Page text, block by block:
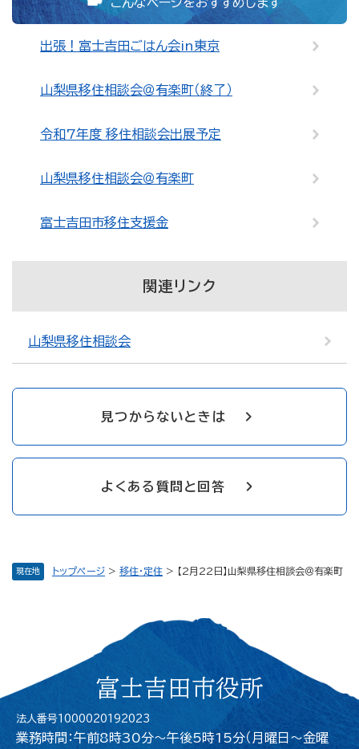
現在地 トップページ > 移住・定住 > 【2月22日】山梨県移住相談会＠有楽町
出張！富士吉田ごはん会in東京
山梨県移住相談会＠有楽町（終了）
令和7年度 移住相談会出展予定
山梨県移住相談会＠有楽町
富士吉田市移住支援金
関連リンク
山梨県移住相談会
見つからないときは
よくある質問と回答
富士吉田市役所
法人番号1000020192023
業務時間：午前8時30分～午後5時15分（月曜日〜金曜